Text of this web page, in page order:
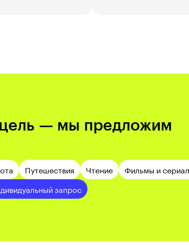
— мы предложим
Путешествия Чтение
Фильмы и
запрос